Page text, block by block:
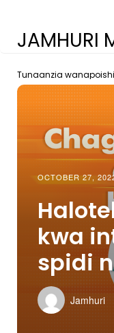
JAMHURI
Tunaanzia
OCTOBER 27,
kwa
spidi
Jamhuri